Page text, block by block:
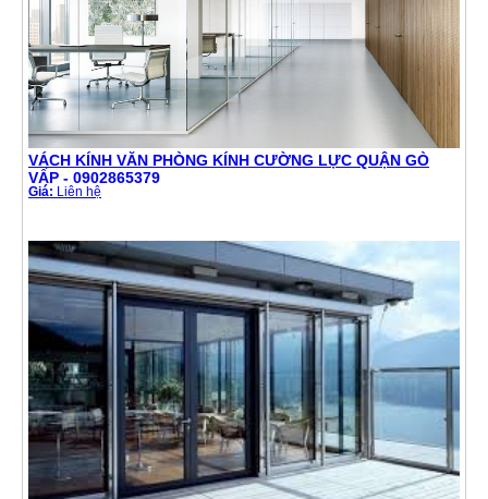
VÁCH KÍNH VĂN PHÒNG KÍNH CƯỜNG LỰC QUẬN GÒ
VẤP - 0902865379
Giá: Liên hệ